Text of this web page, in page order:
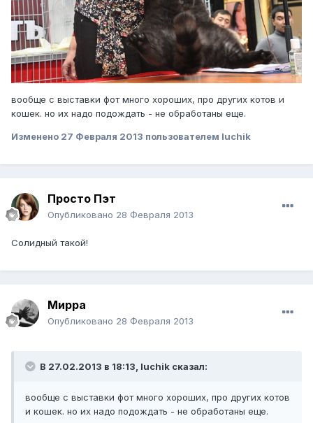
вообще с выставки фот много хороших, про других котов и
кошек. но их надо подождать - не обработаны еще.
Изменено 27 Февраля 2013 пользователем luchik
Просто Пэт
Опубликовано 28 Февраля 2013
Солидный такой!
Мирра
Опубликовано 28 Февраля 2013
В 27.02.2013 в 18:13, luchik сказал:
вообще с выставки фот много хороших, про других котов
и кошек. но их надо подождать - не обработаны еще.